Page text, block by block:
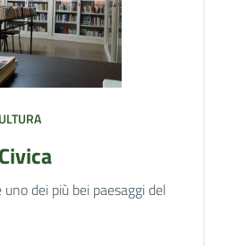
dei più bei paesaggi del